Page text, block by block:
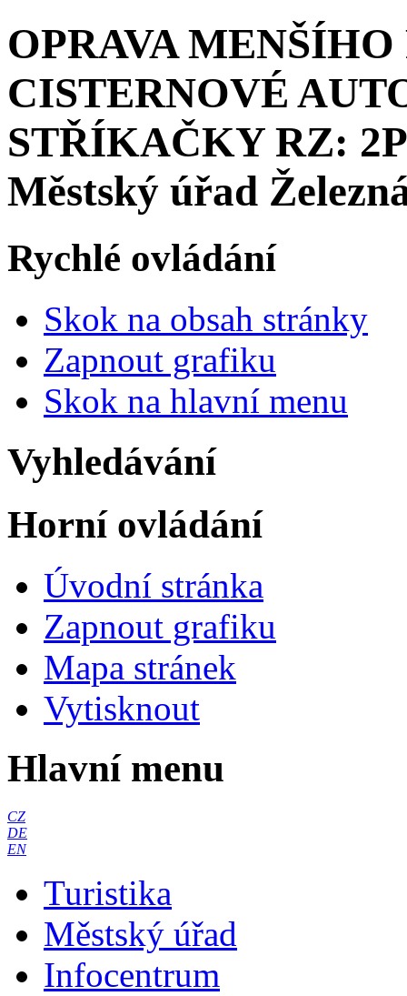
OPRAVA
CISTERNOVÉ
STŘÍKAČKY RZ:
Městský úřad
Rychlé ovládání
Skok na obsah stránky
Zapnout grafiku
Skok na hlavní menu
Vyhledávání
Horní ovládání
Úvodní stránka
Zapnout grafiku
Mapa stránek
Vytisknout
Hlavní menu
CZ
DE
EN
Turistika
Městský úřad
Infocentrum